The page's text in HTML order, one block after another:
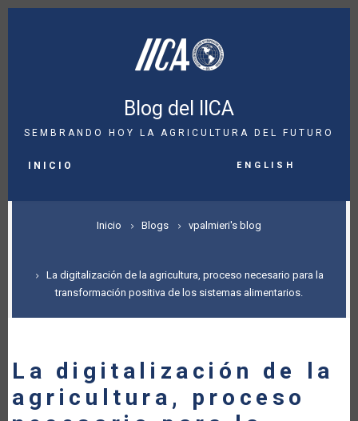
Pasar
Blog del IICA
SEMBRANDO HOY LA AGRICULTURA DEL FUTURO
NAVIGATION
INICIO English
SOBRESCRIBIR
DE
AYUDA
LA
Inicio Blogs vpalmieri's blog
La digitalización de la agricultura, proceso necesario para la
transformación positiva de los sistemas alimentarios.
La digitalización de la
agricultura, proceso